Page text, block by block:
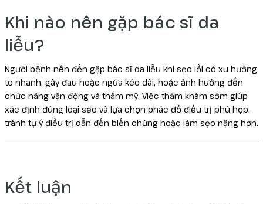
Khi nào nên gặp bác sĩ da
liễu?
Người bệnh nên đến gặp bác sĩ da liễu khi sẹo lồi có xu hướng
to nhanh, gây đau hoặc ngứa kéo dài, hoặc ảnh hưởng đến
chức năng vận động và thẩm mỹ. Việc thăm khám sớm giúp
xác định đúng loại sẹo và lựa chọn phác đồ điều trị phù hợp,
tránh tự ý điều trị dẫn đến biến chứng hoặc làm sẹo nặng hơn.
Kết luận